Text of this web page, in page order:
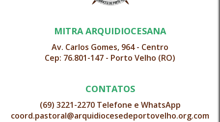
MITRA ARQUIDIOCESANA
Av. Carlos Gomes, 964 - Centro
Cep: 76.801-147 - Porto Velho (RO)
CONTATOS
(69) 3221-2270 Telefone e WhatsApp
coord.pastoral@arquidiocesedeportovelho.org.com